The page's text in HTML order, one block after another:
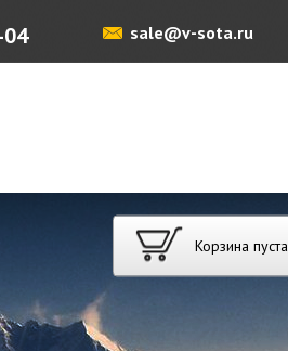
Корзина пуста
sale@v-sota.ru